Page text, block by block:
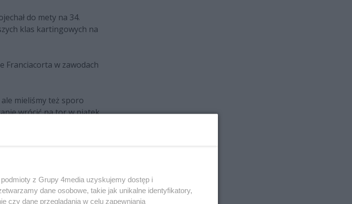
do mety na 34.
klas kartingowych na
Franciacorta w zawodach
mieliśmy też sporo
wrócić na tor w piątek,
na pierwszym
zamiaru się poddawać.
w Super Finale nie
za który bardzo dziękuję
odrobiny szczęścia –
z Grupy 4media uzyskujemy dostęp i
dane osobowe, takie jak unikalne identyfikatory,
czy dane przeglądania w celu zapewniania